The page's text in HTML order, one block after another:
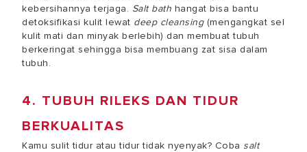
kebersihannya terjaga. Salt bath hangat bisa bantu
detoksifikasi kulit lewat deep cleansing(mengangkat sel
kulit mati dan minyak berlebih) dan membuat tubuh
berkeringat sehingga bisa membuang zat sisa dalam
tubuh.
4. TUBUH RILEKS DAN TIDUR
BERKUALITAS
Kamu sulit tidur atau tidur tidak nyenyak? Coba salt